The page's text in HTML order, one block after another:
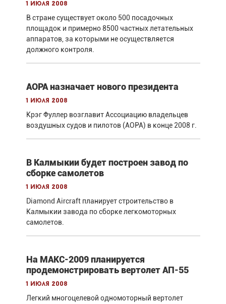
1 июля 2008
В стране существует около 500 посадочных
площадок и примерно 8500 частных летательных
аппаратов, за которыми не осуществляется
должного контроля.
AOPA назначает нового президента
1 июля 2008
Крэг Фуллер возглавит Ассоциацию владельцев
воздушных судов и пилотов (АОРА) в конце 2008 г.
В Калмыкии будет построен завод по
сборке самолетов
1 июля 2008
Diamond Aircraft планирует строительство в
Калмыкии завода по сборке легкомоторных
самолетов.
На МАКС-2009 планируется
продемонстрировать вертолет АП-55
1 июля 2008
Легкий многоцелевой одномоторный вертолет